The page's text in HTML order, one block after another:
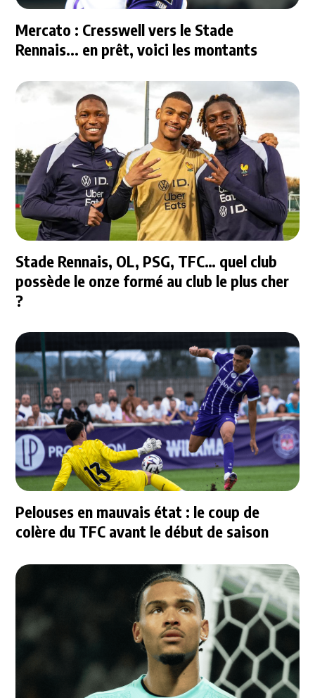
Mercato : Cresswell vers le Stade
Rennais... en prêt, voici les montants
Stade Rennais, OL, PSG, TFC… quel club
possède le onze formé au club le plus cher
?
Pelouses en mauvais état : le coup de
colère du TFC avant le début de saison